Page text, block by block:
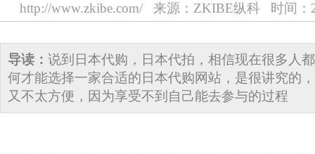
http://www.zkibe.com/来源： ZKIBE纵科 时间：
导读： 说到日本代购，日本代拍，相信现在很多人
何才能选择一家合适的日本代购网站，是很讲究的
又不太方便，因为享受不到自己能去参与的过程